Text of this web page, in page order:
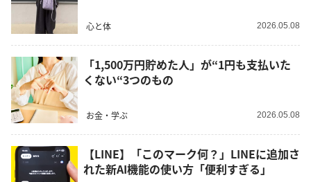
心と体 2026.05.08
「1,500万円貯めた人」が“1円も支払いた
くない“3つのもの
お金・学ぶ 2026.05.08
【LINE】「このマーク何？」LINEに追加さ
れた新AI機能の使い方「便利すぎる」